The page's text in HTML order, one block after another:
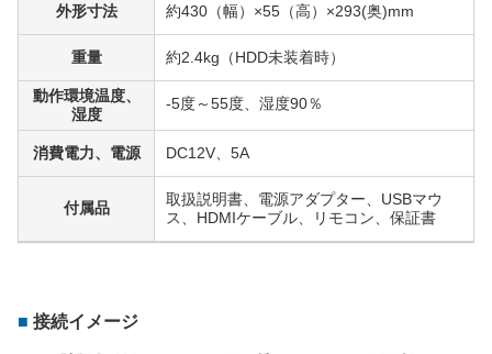
外形寸法 約430（幅）×55（高）×293(奥)mm
重量 約2.4kg（HDD未装着時）
動作環境温度、
湿度
-5度～55度、湿度90％
消費電力、電源 DC12V、5A
付属品
取扱説明書、電源アダプター、USBマウ
ス、HDMIケーブル、リモコン、保証書
接続イメージ